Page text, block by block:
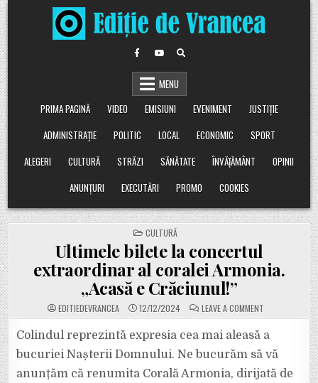
Skip
to
content
MENU
PRIMA PAGINĂ
VIDEO EMISIUNI EVENIMENT
JUSTIȚIE
ADMINISTRAȚIE
POLITIC LOCAL ECONOMIC
SPORT
ALEGERI
CULTURĂ STRĂZI SĂNĂTATE ÎNVĂȚĂMÂNT
OPINII
ANUNȚURI
EXECUTĂRI PROMO COOKIES
POSTED
IN
CULTURĂ
Ultimele bilete la concertul
extraordinar al coralei Armonia.
„Acasă e Crăciunul!”
EDITIEDEVRANCEA 12/12/2024 LEAVE A COMMENTON
ULTIMELE
LA
CONCERTUL
EXTRAORDINAR
AL
CORALEI
ARMONIA.
Colindul reprezintă expresia cea mai aleasă a
bucuriei Nașterii Domnului. Ne bucurăm să vă
anunțăm că renumita Corală Armonia, dirijată de